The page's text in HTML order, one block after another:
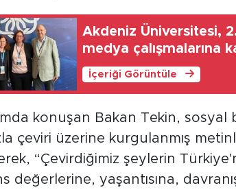
Akdeniz Üniversitesi,
medya çalışmalarına
İçeriği Görüntüle
konuşan Bakan Tekin, sosyal
çeviri üzerine kurgulanmış
“Çevirdiğimiz şeylerin
değerlerine, yaşantısına,